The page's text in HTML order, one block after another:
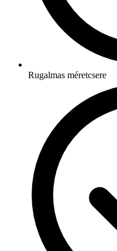
Rugalmas méretcsere